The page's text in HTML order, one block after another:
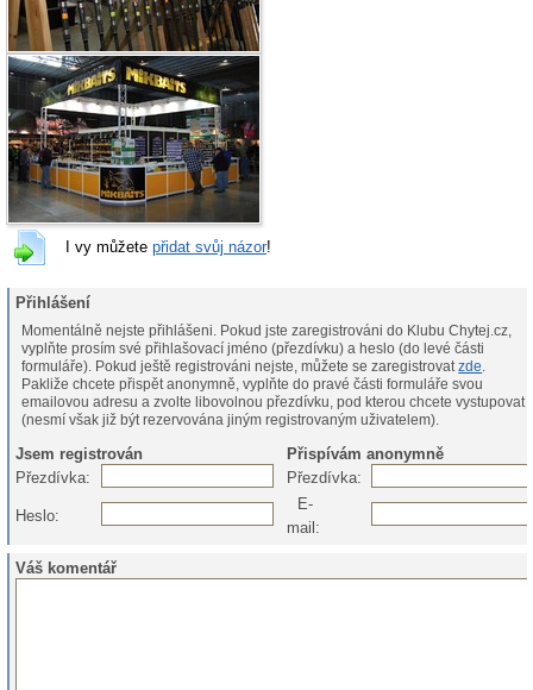
I vy můžete přidat svůj názor!
Přihlášení
Momentálně nejste přihlášeni. Pokud jste zaregistrováni do Klubu Chytej.cz,
vyplňte prosím své přihlašovací jméno (přezdívku) a heslo (do levé části
formuláře). Pokud ještě registrováni nejste, můžete se zaregistrovatzde
Pakliže chcete přispět anonymně, vyplňte do pravé části formuláře svou
emailovou adresu a zvolte libovolnou přezdívku, pod kterou chcete vystupovat
(nesmí však již být rezervována jiným registrovaným uživatelem).
Jsem registrován
Přispívám anonymně
Přezdívka:
Přezdívka:
Heslo:
E-
mail:
Váš komentář